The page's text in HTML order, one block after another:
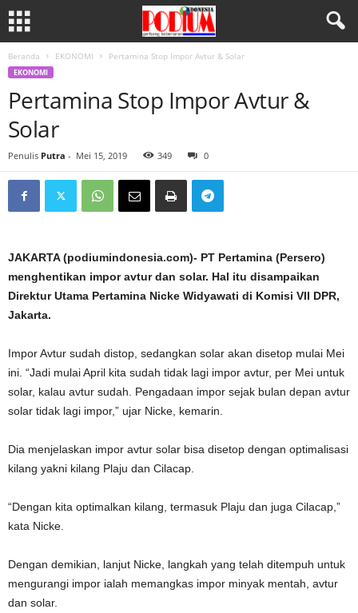
Beranda EKONOMI Pertamina Stop Impor Avtur & Solar
EKONOMI
Pertamina Stop Impor Avtur &
Solar
Penulis Putra - Mei 15, 2019 349 0
JAKARTA (podiumindonesia.com)- PT Pertamina (Persero)
menghentikan impor avtur dan solar. Hal itu disampaikan
Direktur Utama Pertamina Nicke Widyawati di Komisi VII DPR,
Jakarta.
Impor Avtur sudah distop, sedangkan solar akan disetop mulai Mei
ini. “Jadi mulai April kita sudah tidak lagi impor avtur, per Mei untuk
solar, kalau avtur sudah. Pengadaan impor sejak bulan depan avtur
solar tidak lagi impor,” ujar Nicke, kemarin.
Dia menjelaskan impor avtur solar bisa disetop dengan optimalisasi
kilang yakni kilang Plaju dan Cilacap.
“Dengan kita optimalkan kilang, termasuk Plaju dan juga Cilacap,”
kata Nicke.
Dengan demikian, lanjut Nicke, langkah yang telah ditempuh untuk
mengurangi impor ialah memangkas impor minyak mentah, avtur
dan solar.